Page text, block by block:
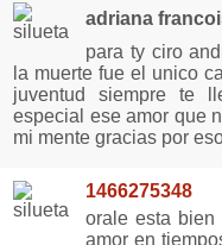
adriana
para ty ciro
la muerte fue el unico
juventud siempre te
especial ese amor que
mi mente gracias por
1466275348
orale esta bien
amor en